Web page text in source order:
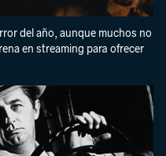
del año, aunque muchos no
en streaming para ofrecer